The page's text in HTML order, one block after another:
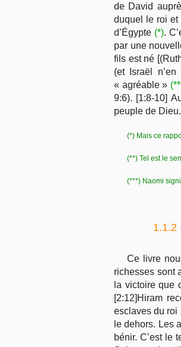
de David
duquel le roi et
d’Égypte (*).
par une
fils est né
(et Israël
« agréable »
9:6). [1:8-10]
peuple de
(*) Mais ce
(**) Tel est le
(***) Naomi
1.1.2
Ce livre
richesses sont
la victoire que
[2:12]Hiram
esclaves du roi
le dehors. Les
bénir. C’est le